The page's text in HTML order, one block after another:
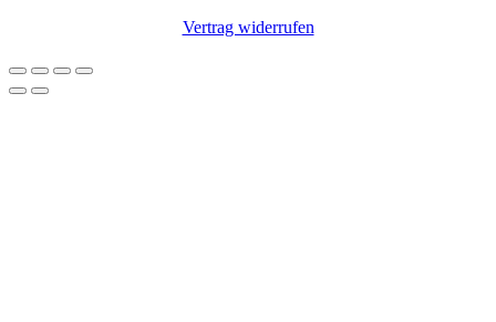
Vertrag widerrufen